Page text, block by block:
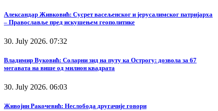
Александар Живковић: Сусрет васељенског и јерусалимског патријарха
– Православље пред искушењем геополитике
30. July 2026. 07:32
Владимир Вуковић: Соларни зид на путу ка Острогу: дозвола за 67
мегавата на више од милион квадрата
30. July 2026. 06:03
Живојин Ракочевић: Неслобода другачије говори